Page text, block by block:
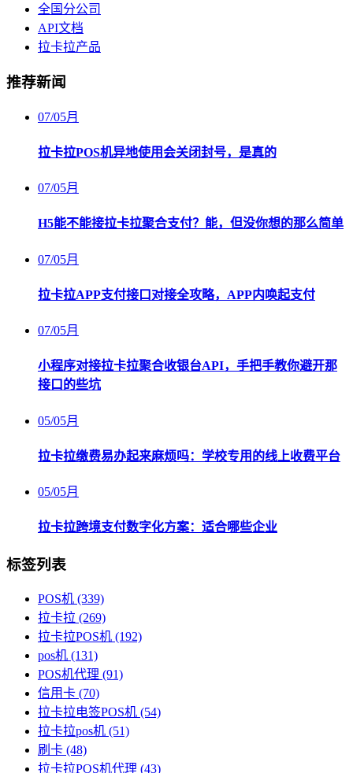
全国分公司
API文档
拉卡拉产品
推荐新闻
07/05月
拉卡拉POS机异地使用会关闭封号，是真的
07/05月
H5能不能接拉卡拉聚合支付？能，但没你想的那么简单
07/05月
拉卡拉APP支付接口对接全攻略，APP内唤起支付
07/05月
小程序对接拉卡拉聚合收银台API，手把手教你避开那
接口的些坑
05/05月
拉卡拉缴费易办起来麻烦吗：学校专用的线上收费平台
05/05月
拉卡拉跨境支付数字化方案：适合哪些企业
标签列表
POS机 (339)
拉卡拉 (269)
拉卡拉POS机 (192)
pos机 (131)
POS机代理 (91)
信用卡 (70)
拉卡拉电签POS机 (54)
拉卡拉pos机 (51)
刷卡 (48)
拉卡拉POS机代理 (43)